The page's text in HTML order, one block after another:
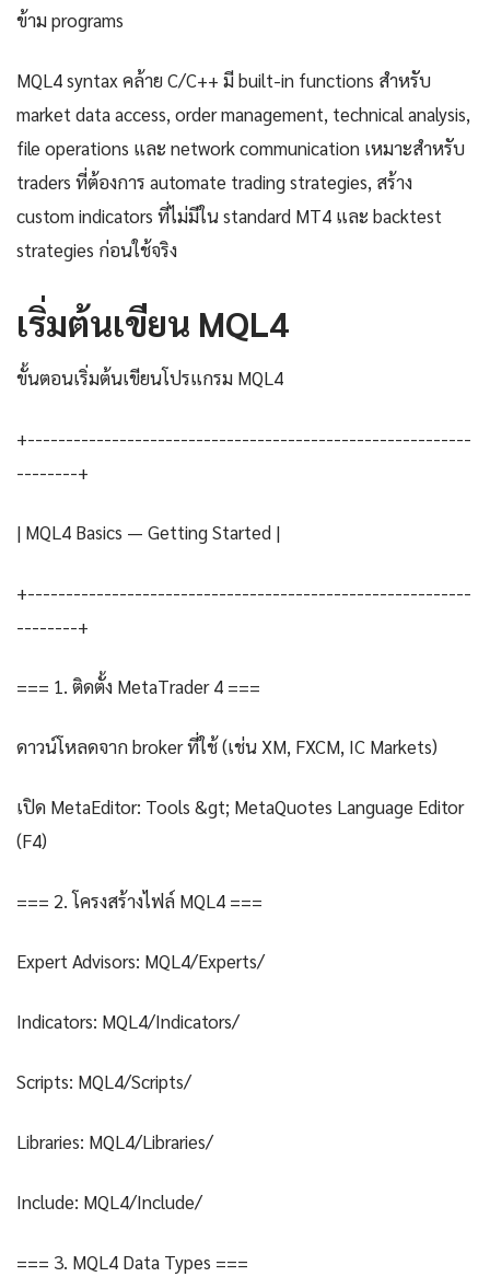
ข้าม programs
MQL4 syntax คล้าย C/C++ มี built-in functions สำหรับ
market data access, order management, technical analysis,
file operations และ network communication เหมาะสำหรับ
traders ที่ต้องการ automate trading strategies, สร้าง
custom indicators ที่ไม่มีใน standard MT4 และ backtest
strategies ก่อนใช้จริง
เริ่มต้นเขียน MQL4
ขั้นตอนเริ่มต้นเขียนโปรแกรม MQL4
+----------------------------------------------------------
--------+
| MQL4 Basics — Getting Started |
+----------------------------------------------------------
--------+
=== 1. ติดตั้ง MetaTrader 4 ===
ดาวน์โหลดจาก broker ที่ใช้ (เช่น XM, FXCM, IC Markets)
เปิด MetaEditor: Tools &gt; MetaQuotes Language Editor
(F4)
=== 2. โครงสร้างไฟล์ MQL4 ===
Expert Advisors: MQL4/Experts/
Indicators: MQL4/Indicators/
Scripts: MQL4/Scripts/
Libraries: MQL4/Libraries/
Include: MQL4/Include/
=== 3. MQL4 Data Types ===